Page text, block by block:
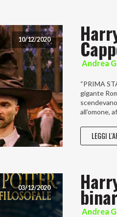
10/12/2020
Andrea
“PRIMA
gigante
all’omone,
LEGGI
03/12/2020
Andrea